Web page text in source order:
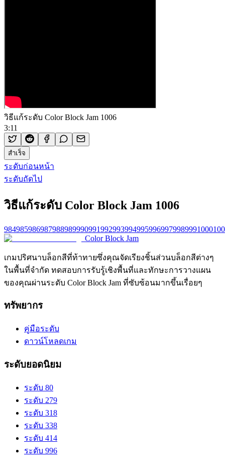
วิธีแก้ระดับ Color Block Jam 1006
3:11
สำเร็จ
ระดับก่อนหน้า
ระดับถัดไป
วิธีแก้ระดับ Color Block Jam 1006
9849859869879889899909919929939949959969979989991000
Color Block Jam
เกมปริศนาบล็อกสีที่ท้าทายซึ่งคุณจัดเรียงชิ้นส่วนบล็อกสีต่างๆ
ในพื้นที่จำกัด ทดสอบการรับรู้เชิงพื้นที่และทักษะการวางแผน
ของคุณผ่านระดับ Color Block Jam ที่ซับซ้อนมากขึ้นเรื่อยๆ
ทรัพยากร
คู่มือระดับ
ดาวน์โหลดเกม
ระดับยอดนิยม
ระดับ 80
ระดับ 279
ระดับ 318
ระดับ 338
ระดับ 414
ระดับ 996